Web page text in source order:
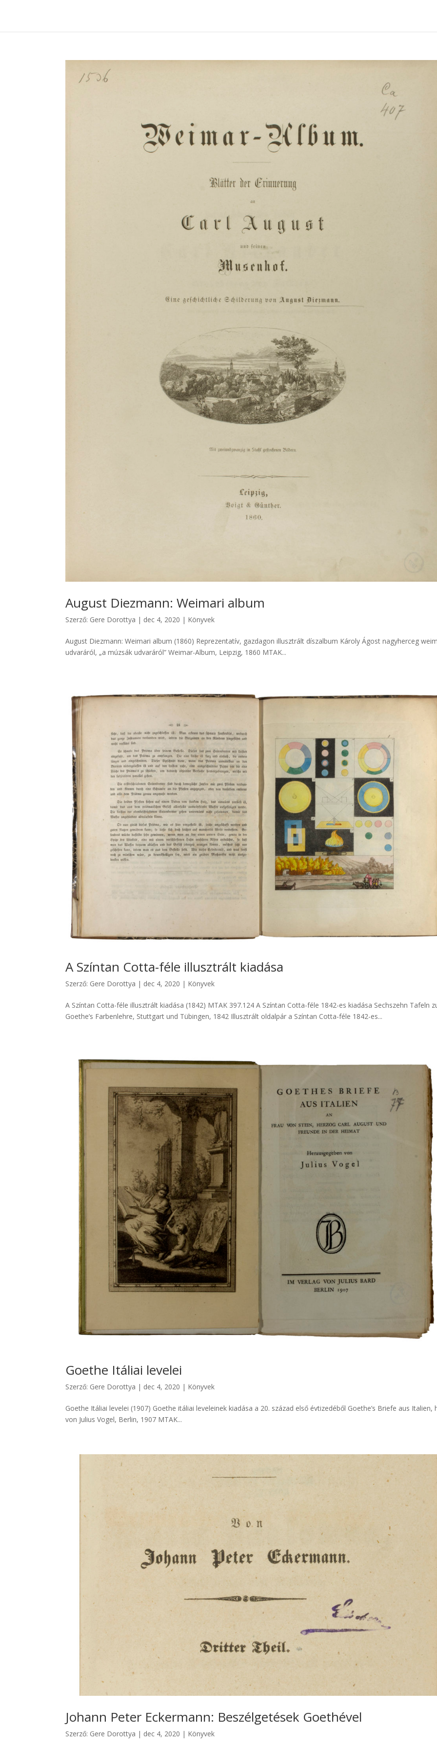
August Diezmann: Weimari album
Szerző: Gere Dorottya | dec 4, 2020 | Könyvek
August Diezmann: Weimari album (1860) Reprezentatív, gazdagon illusztrált díszalbum Károly Ágost nagyherceg
udvaráról, „a múzsák udvaráról” Weimar-Album, Leipzig, 1860 MTAK...
A Színtan Cotta-féle illusztrált kiadása
Szerző: Gere Dorottya | dec 4, 2020 | Könyvek
A Színtan Cotta-féle illusztrált kiadása (1842) MTAK 397.124 A Színtan Cotta-féle 1842-es kiadása Sechszehn Tafeln
Goethe’s Farbenlehre, Stuttgart und Tübingen, 1842 Illusztrált oldalpár a Színtan Cotta-féle 1842-es...
Goethe Itáliai levelei
Szerző: Gere Dorottya | dec 4, 2020 | Könyvek
Goethe Itáliai levelei (1907) Goethe itáliai leveleinek kiadása a 20. század első évtizedéből Goethe’s Briefe aus Italien,
von Julius Vogel, Berlin, 1907 MTAK...
Johann Peter Eckermann: Beszélgetések Goethével
Szerző: Gere Dorottya | dec 4, 2020 | Könyvek